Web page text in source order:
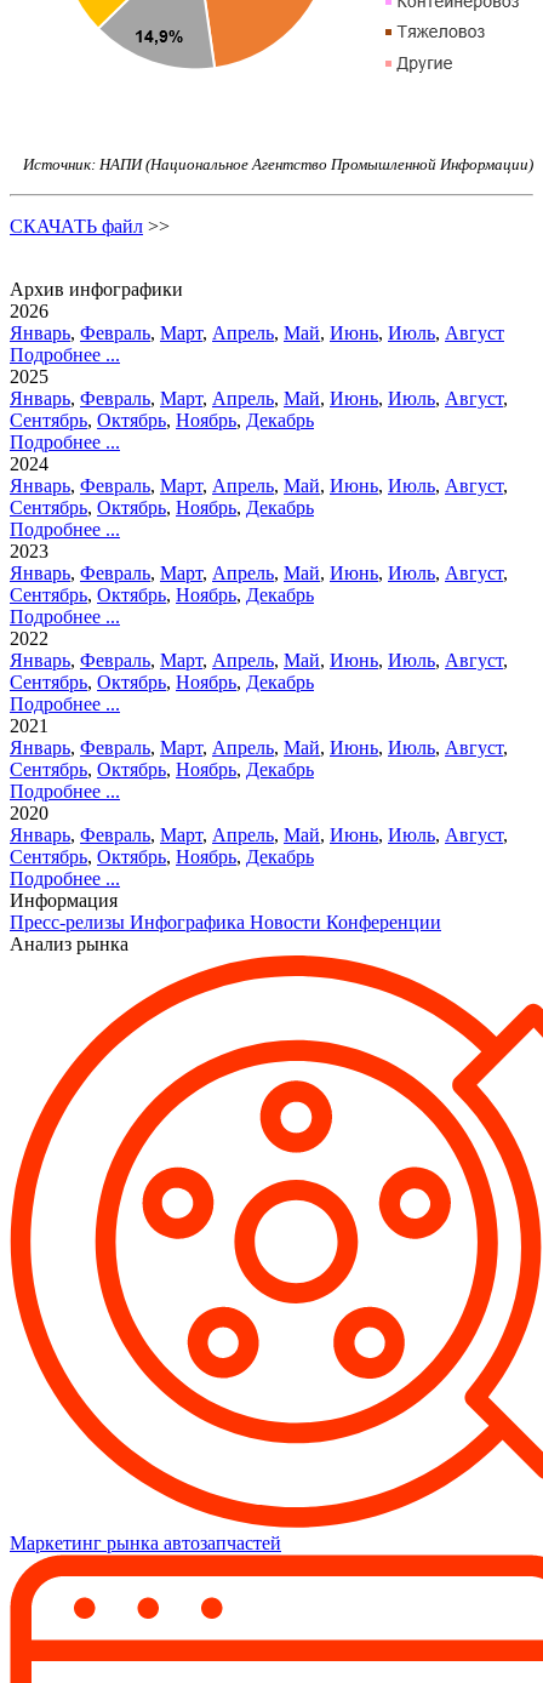
Источник: НАПИ (Национальное Агентство Промышленной Информации)
СКАЧАТЬ файл >>
Архив инфографики
2026
Январь, Февраль, Март, Апрель, Май, Июнь, Июль, Август
Подробнее ...
2025
Январь, Февраль, Март, Апрель, Май, Июнь, Июль, Август,
Сентябрь, Октябрь, Ноябрь, Декабрь
Подробнее ...
2024
Январь, Февраль, Март, Апрель, Май, Июнь, Июль, Август,
Сентябрь, Октябрь, Ноябрь, Декабрь
Подробнее ...
2023
Январь, Февраль, Март, Апрель, Май, Июнь, Июль, Август,
Сентябрь, Октябрь, Ноябрь, Декабрь
Подробнее ...
2022
Январь, Февраль, Март, Апрель, Май, Июнь, Июль, Август,
Сентябрь, Октябрь, Ноябрь, Декабрь
Подробнее ...
2021
Январь, Февраль, Март, Апрель, Май, Июнь, Июль, Август,
Сентябрь, Октябрь, Ноябрь, Декабрь
Подробнее ...
2020
Январь, Февраль, Март, Апрель, Май, Июнь, Июль, Август,
Сентябрь, Октябрь, Ноябрь, Декабрь
Подробнее ...
Информация
Пресс-релизы Инфографика Новости Конференции
Анализ рынка
Маркетинг рынка автозапчастей